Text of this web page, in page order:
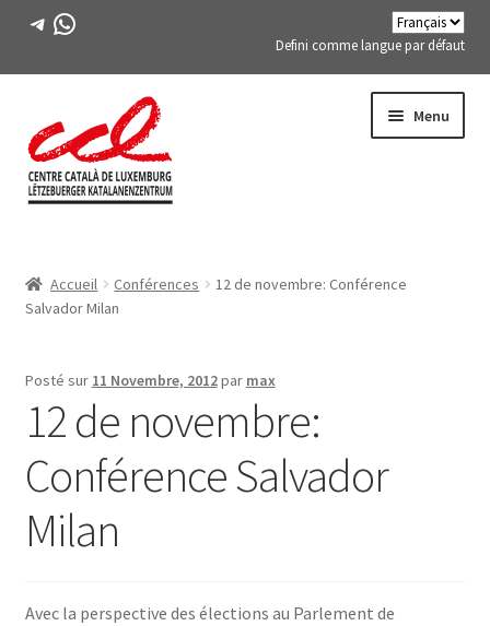
Télégramme
WhatsApp
Defini comme langue par défaut
la
navigation
au
contenu
Menu
ACTIVITÉS
MEMBRES DE FES-TE
LIVRE
SE CONNECTER
Accueil Conférences
12 de novembre: Conférence
Salvador Milan
Posté sur 11 Novembre, 2012par max
12 de novembre:
Conférence Salvador
Milan
Avec la perspective des élections au Parlement de